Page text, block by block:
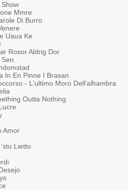
Mmre
Di Burro
Uaua Ke
Rosor Aldrig Dor
In En Pinne I Brasan
- L'ultimo Moro Dell'alhambra
Outta Nothing
Amor
Lietto